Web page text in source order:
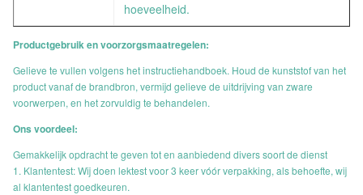
hoeveelheid.
Productgebruik en voorzorgsmaatregelen:
Gelieve te vullen volgens het instructiehandboek. Houd de kunststof van het
product vanaf de brandbron, vermijd gelieve de uitdrijving van zware
voorwerpen, en het zorvuldig te behandelen.
Ons voordeel:
Gemakkelijk opdracht te geven tot en aanbiedend divers soort de dienst
1. Klantentest: Wij doen lektest voor 3 keer vóór verpakking, als behoefte, wij
al klantentest goedkeuren.